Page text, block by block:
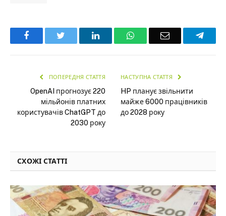
Facebook LinkedInWhatsAppEmail
ПОПЕРЕДНЯ СТАТТЯ
OpenAI прогнозує 220
мільйонів платних
користувачів ChatGPT до
2030 року
НАСТУПНА СТАТТЯ
HP планує звільнити
майже 6000 працівників
до 2028 року
СХОЖІ СТАТТІ